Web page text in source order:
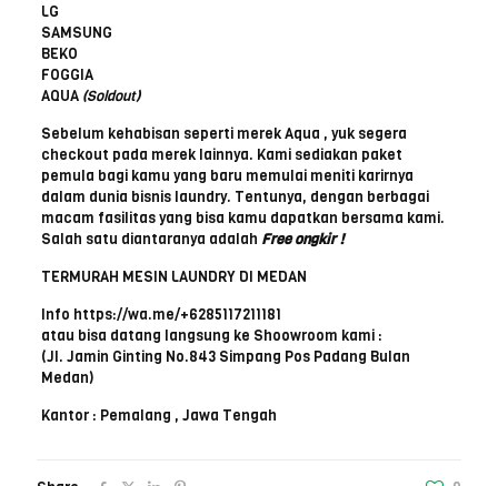
LG
SAMSUNG
BEKO
FOGGIA
AQUA (Soldout)
Sebelum kehabisan seperti merek Aqua , yuk segera
checkout pada merek lainnya. Kami sediakan paket
pemula bagi kamu yang baru memulai meniti karirnya
dalam dunia bisnis laundry. Tentunya, dengan berbagai
macam fasilitas yang bisa kamu dapatkan bersama kami.
Salah satu diantaranya adalah Free ongkir !
TERMURAH MESIN LAUNDRY DI MEDAN
Info https://wa.me/+6285117211181
atau bisa datang langsung ke Shoowroom kami :
(Jl. Jamin Ginting No.843 Simpang Pos Padang Bulan
Medan)
Kantor : Pemalang , Jawa Tengah